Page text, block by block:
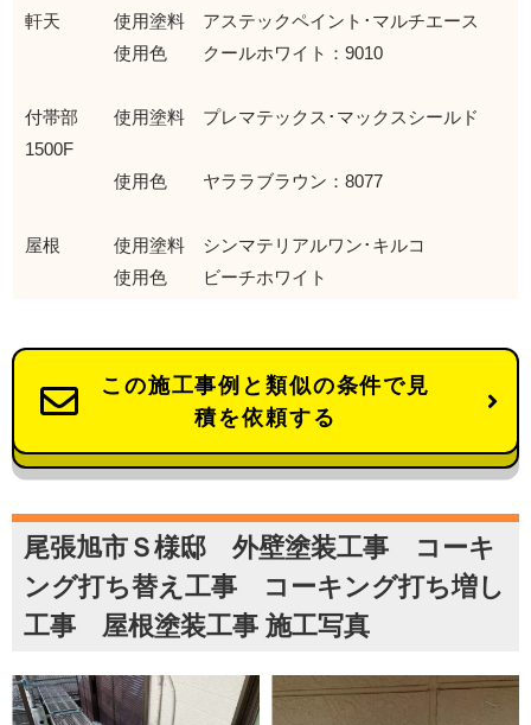
軒天 使用塗料 アステックペイント･マルチエース
使用色 クールホワイト：9010
付帯部 使用塗料 プレマテックス･マックスシールド
1500F
使用色 ヤララブラウン：8077
屋根 使用塗料 シンマテリアルワン･キルコ
使用色 ビーチホワイト
この施工事例と類似の条件で見
積を依頼する
尾張旭市Ｓ様邸 外壁塗装工事 コーキ
ング打ち替え工事 コーキング打ち増し
工事 屋根塗装工事 施工写真